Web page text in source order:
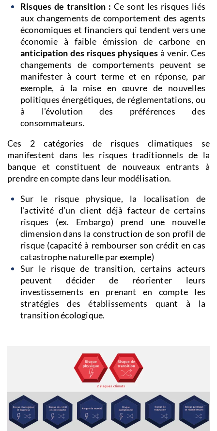
Risques de transition : Ce sont les risques liés
aux changements de comportement des agents
économiques et financiers qui tendent vers une
économie à faible émission de carbone en
anticipation des risques physiques à venir. Ces
changements de comportements peuvent se
manifester à court terme et en réponse, par
exemple, à la mise en œuvre de nouvelles
politiques énergétiques, de réglementations, ou
à l’évolution des préférences des
consommateurs.
Ces 2 catégories de risques climatiques se
manifestent dans les risques traditionnels de la
banque et constituent de nouveaux entrants à
prendre en compte dans leur modélisation.
Sur le risque physique, la localisation de
l’activité d’un client déjà facteur de certains
risques (ex. Embargo) prend une nouvelle
dimension dans la construction de son profil de
risque (capacité à rembourser son crédit en cas
catastrophe naturelle par exemple)
Sur le risque de transition, certains acteurs
peuvent décider de réorienter leurs
investissements en prenant en compte les
stratégies des établissements quant à la
transition écologique.